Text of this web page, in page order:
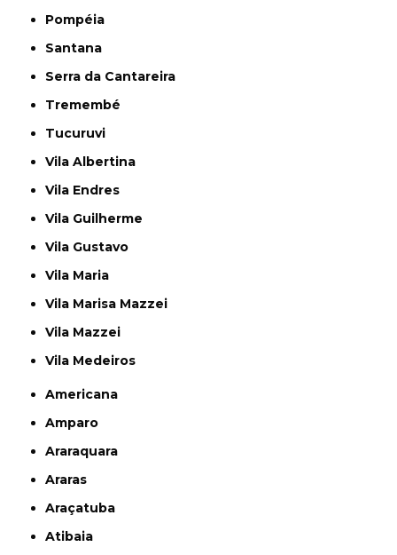
Pompéia
Santana
Serra da Cantareira
Tremembé
Tucuruvi
Vila Albertina
Vila Endres
Vila Guilherme
Vila Gustavo
Vila Maria
Vila Marisa Mazzei
Vila Mazzei
Vila Medeiros
Americana
Amparo
Araraquara
Araras
Araçatuba
Atibaia